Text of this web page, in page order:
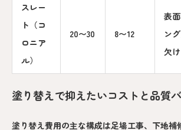
スレー
ト（コ
ロニア
ル）
20〜30 8〜12
表
ン
欠け
塗り替えで抑えたいコストと品質
塗り替え費用の主な構成は足場工事、下地補